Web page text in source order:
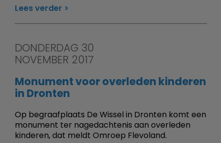
Lees verder
DONDERDAG 30
NOVEMBER 2017
Monument voor overleden kinderen
in Dronten
Op begraafplaats De Wissel in Dronten komt een
monument ter nagedachtenis aan overleden
kinderen, dat meldt Omroep Flevoland.